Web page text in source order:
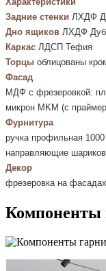
Задние стенки ЛХДФ
Дно ящиков ЛХДФ Дуб
Каркас ЛДСП Тефия
Торцы облицованы
Фасад
МДФ с фрезеровкой:
микрон MKM (с
Фурнитура
ручка профильная
направляющие
Декор
фрезеровка на
Компоненты